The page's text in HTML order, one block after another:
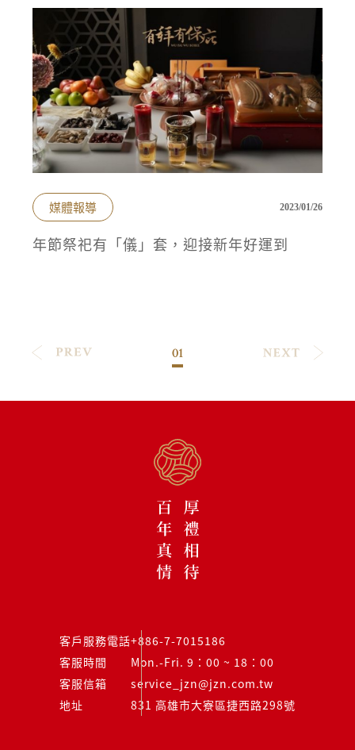
媒體報導 2023/01/26
年節祭祀有「儀」套，迎接新年好運到
01
客戶服務電話+886-7-7015186
客服時間
Mon.-Fri. 9：00 ~ 18：00
客服信箱
service_jzn@jzn.com.tw
地址
831 高雄市大寮區捷西路298號